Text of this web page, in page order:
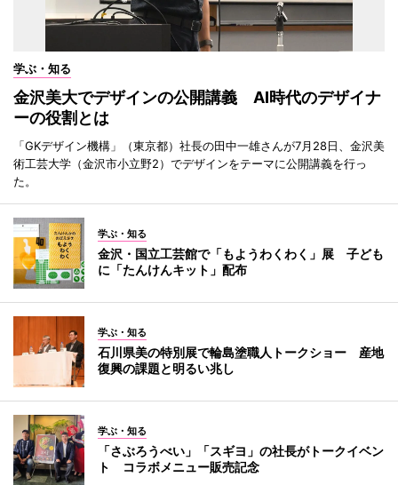
学ぶ・知る
金沢美大でデザインの公開講義 AI時代のデザイナ
ーの役割とは
「GKデザイン機構」（東京都）社長の田中一雄さんが7月28日、金沢美
術工芸大学（金沢市小立野2）でデザインをテーマに公開講義を行っ
た。
学ぶ・知る
金沢・国立工芸館で「もようわくわく」展 子ども
に「たんけんキット」配布
学ぶ・知る
石川県美の特別展で輪島塗職人トークショー 産地
復興の課題と明るい兆し
学ぶ・知る
「さぶろうべい」「スギヨ」の社長がトークイベン
ト コラボメニュー販売記念